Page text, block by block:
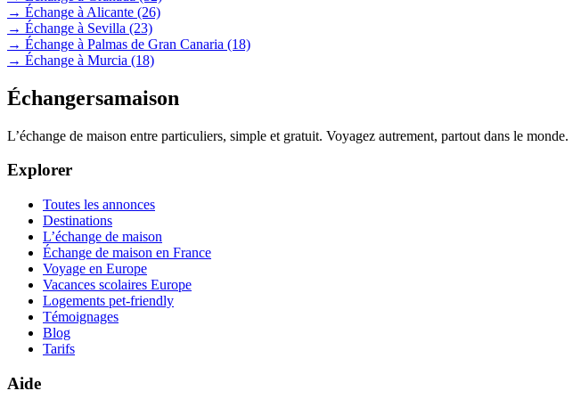
→ Échange à Alicante (26)
→ Échange à Sevilla (23)
→ Échange à Palmas de Gran Canaria (18)
→ Échange à Murcia (18)
Échangersamaison
L’échange de maison entre particuliers, simple et gratuit. Voyagez autrement, partout dans le monde.
Explorer
Toutes les annonces
Destinations
L’échange de maison
Échange de maison en France
Voyage en Europe
Vacances scolaires Europe
Logements pet-friendly
Témoignages
Blog
Tarifs
Aide